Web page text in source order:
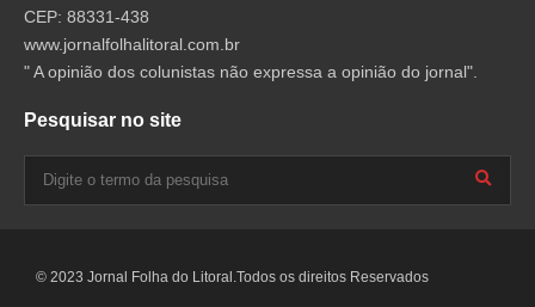
CEP: 88331-438
www.jornalfolhalitoral.com.br
" A opinião dos colunistas não expressa a opinião do jornal".
Pesquisar no site
© 2023 Jornal Folha do Litoral.Todos os direitos Reservados